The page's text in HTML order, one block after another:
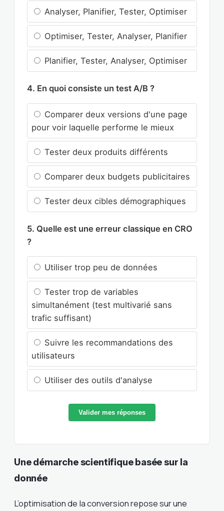
Analyser, Planifier, Tester, Optimiser
Optimiser, Tester, Analyser, Planifier
Planifier, Tester, Analyser, Optimiser
4. En quoi consiste un test A/B ?
Comparer deux versions d'une page
pour voir laquelle performe le mieux
Tester deux produits différents
Comparer deux budgets publicitaires
Tester deux cibles démographiques
5. Quelle est une erreur classique en CRO
?
Utiliser trop peu de données
Tester trop de variables
simultanément (test multivarié sans
trafic suffisant)
Suivre les recommandations des
utilisateurs
Utiliser des outils d'analyse
Valider mes réponses
Une démarche scientifique basée sur la
donnée
L’optimisation de la conversion repose sur une